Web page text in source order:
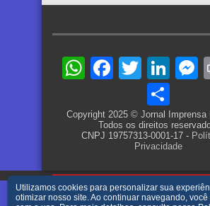
WhatsApp
Twitter
Copyright 2025 © Jornal Imprensa
Todos os direitos
CNPJ 19757313-0001-17 -
Privacidade
Utilizamos cookies para personalizar sua
otimizar nosso site. Ao continuar navegando,